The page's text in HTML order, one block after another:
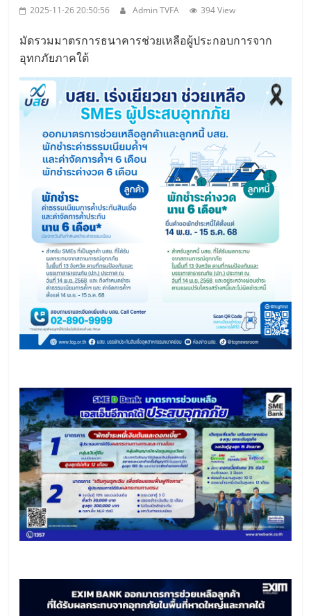
2025-11-26 20:50:56 Admin TVFA 394 View
มัดรวมมาตรการธนาคารช่วยเหลือผู้ประกอบการจาก
อุทกภัยภาคใต้